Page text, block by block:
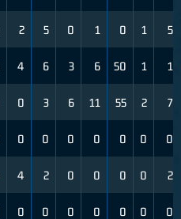
2 5 0 1 0 1 5
4 6 3 6 50 1 1
0 3 6 11 55 2 7
0 0 0 0 0 0 0
4 2 0 0 0 0 2
0 0 0 0 0 0 0